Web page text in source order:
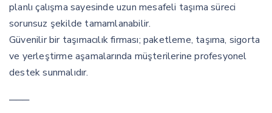
planlı çalışma sayesinde uzun mesafeli taşıma süreci
sorunsuz şekilde tamamlanabilir.
Güvenilir bir taşımacılık firması; paketleme, taşıma, sigorta
ve yerleştirme aşamalarında müşterilerine profesyonel
destek sunmalıdır.
───